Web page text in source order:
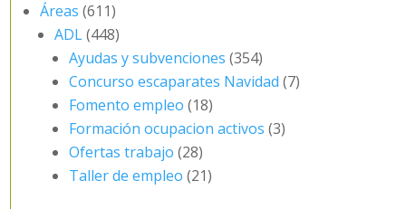
Áreas (611)
ADL(448)
Ayudas y subvenciones (354)
Concurso escaparates Navidad (7)
Fomento empleo (18)
Formación ocupacion activos (3)
Ofertas trabajo (28)
Taller de empleo (21)